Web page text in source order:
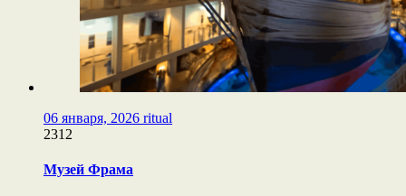
06 января, 2026 ritual
2312
Музей Фрама